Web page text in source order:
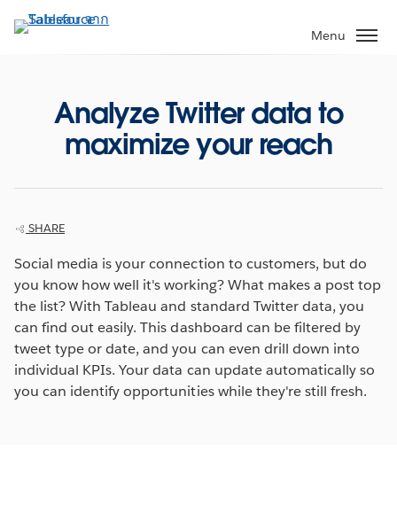
ไป
Menu
Analyze Twitter data to
maximize your reach
SHARE
Social media is your connection to customers, but do
you know how well it's working? What makes a post top
the list? With Tableau and standard Twitter data, you
can find out easily. This dashboard can be filtered by
tweet type or date, and you can even drill down into
individual KPIs. Your data can update automatically so
you can identify opportunities while they're still fresh.